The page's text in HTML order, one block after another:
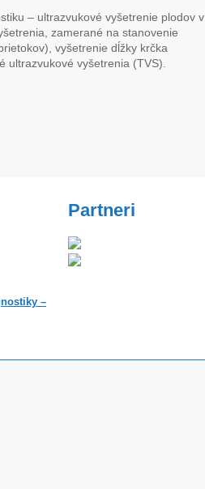
– ultrazvukové vyšetrenie plodov v
zamerané na stanovenie
vyšetrenie dĺžky krčka
ultrazvukové vyšetrenia (TVS).
Partneri
–